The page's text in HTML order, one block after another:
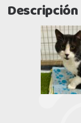
Descripción